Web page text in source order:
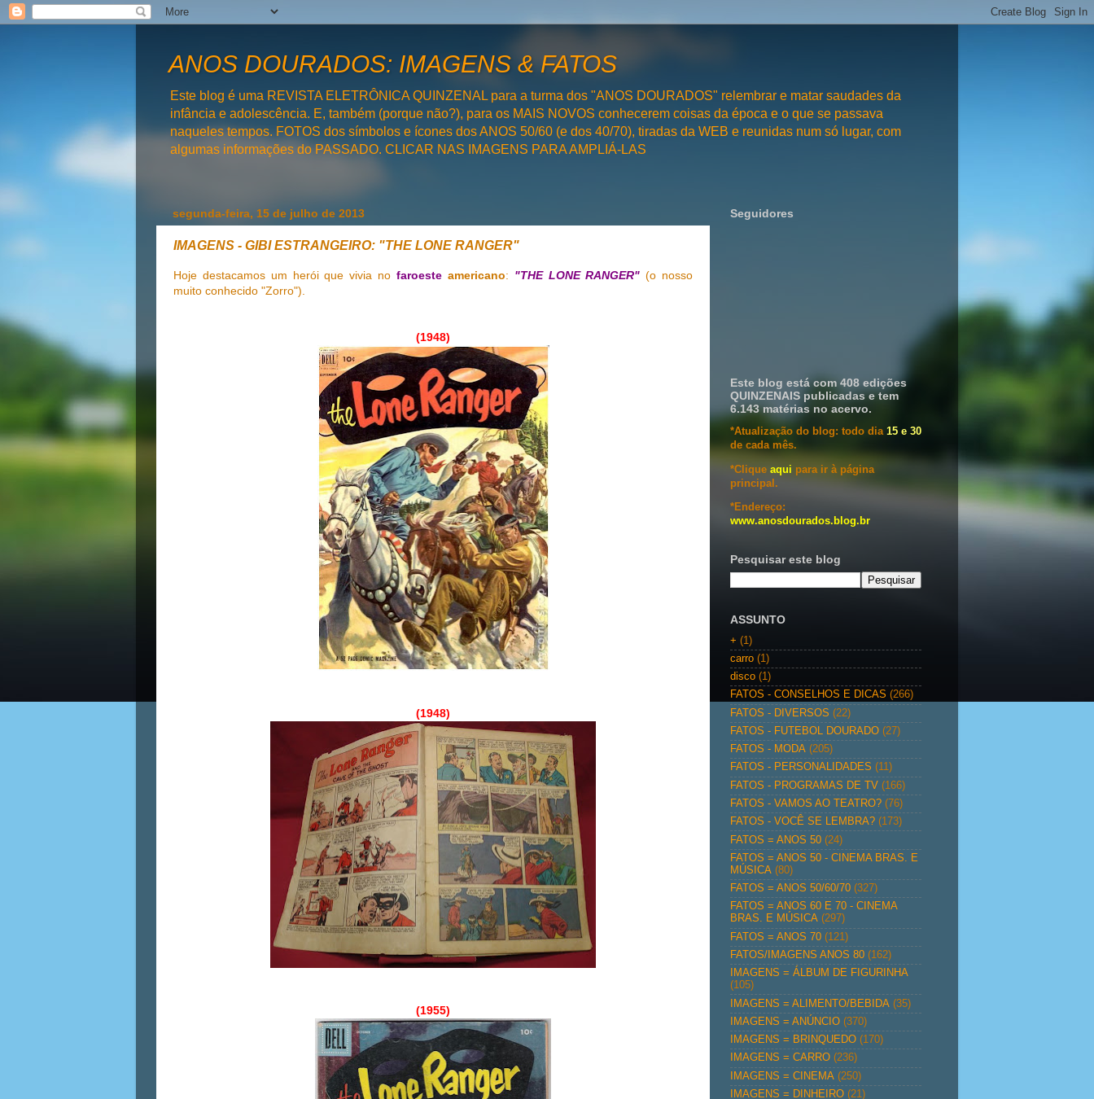
ANOS DOURADOS: IMAGENS & FATOS
Este blog é uma REVISTA ELETRÔNICA QUINZENAL para a turma dos "ANOS DOURADOS" relembrar e matar saudades da
infância e adolescência. E, também (porque não?), para os MAIS NOVOS conhecerem coisas da época e o que se passava
naqueles tempos. FOTOS dos símbolos e ícones dos ANOS 50/60 (e dos 40/70), tiradas da WEB e reunidas num só lugar, com
algumas informações do PASSADO. CLICAR NAS IMAGENS PARA AMPLIÁ-LAS
segunda-feira, 15 de julho de 2013
IMAGENS - GIBI ESTRANGEIRO: "THE LONE RANGER"
Hoje destacamos um herói que vivia no faroesteamericano: "THE LONE RANGER" (o nosso
muito conhecido "Zorro").
(1948)
(1948)
(1955)
Seguidores
Este blog está com 408 edições
QUINZENAIS publicadas e tem
6.143 matérias no acervo.
*Atualização do blog: todo dia 15 e 30
de cada mês.
*Clique aqui para ir à página
principal.
*Endereço:
www.anosdourados.blog.br
Pesquisar este blog
ASSUNTO
+ (1)
carro (1)
disco (1)
FATOS - CONSELHOS E DICAS (266)
FATOS - DIVERSOS (22)
FATOS - FUTEBOL DOURADO (27)
FATOS - MODA (205)
FATOS - PERSONALIDADES (11)
FATOS - PROGRAMAS DE TV (166)
FATOS - VAMOS AO TEATRO? (76)
FATOS - VOCÊ SE LEMBRA? (173)
FATOS = ANOS 50 (24)
FATOS = ANOS 50 - CINEMA BRAS. E
MÚSICA (80)
FATOS = ANOS 50/60/70 (327)
FATOS = ANOS 60 E 70 - CINEMA
BRAS. E MÚSICA (297)
FATOS = ANOS 70 (121)
FATOS/IMAGENS ANOS 80 (162)
IMAGENS = ÁLBUM DE FIGURINHA
(105)
IMAGENS = ALIMENTO/BEBIDA (35)
IMAGENS = ANÚNCIO (370)
IMAGENS = BRINQUEDO (170)
IMAGENS = CARRO (236)
IMAGENS = CINEMA (250)
IMAGENS = DINHEIRO (21)